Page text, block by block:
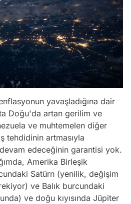
yavaşladığına dair
Doğu'da artan gerilim ve
ve muhtemelen diğer
tehdidinin artmasıyla
edeceğinin garantisi yok.
Amerika Birleşik
Satürn (yenilik, değişim
ve Balık burcundaki
ve doğu kıyısında Jüpiter